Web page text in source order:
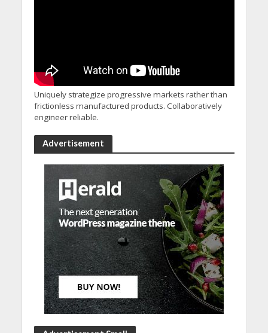
Uniquely strategize progressive markets rather than
frictionless manufactured products. Collaboratively
engineer reliable.
Advertisement